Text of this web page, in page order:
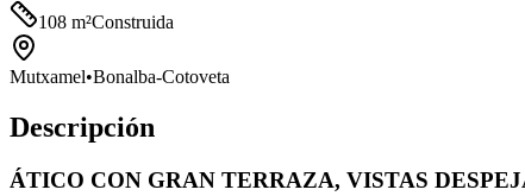
108 m²Construida
Mutxamel•Bonalba-Cotoveta
Descripción
ÁTICO CON GRAN TERRAZA, VISTAS